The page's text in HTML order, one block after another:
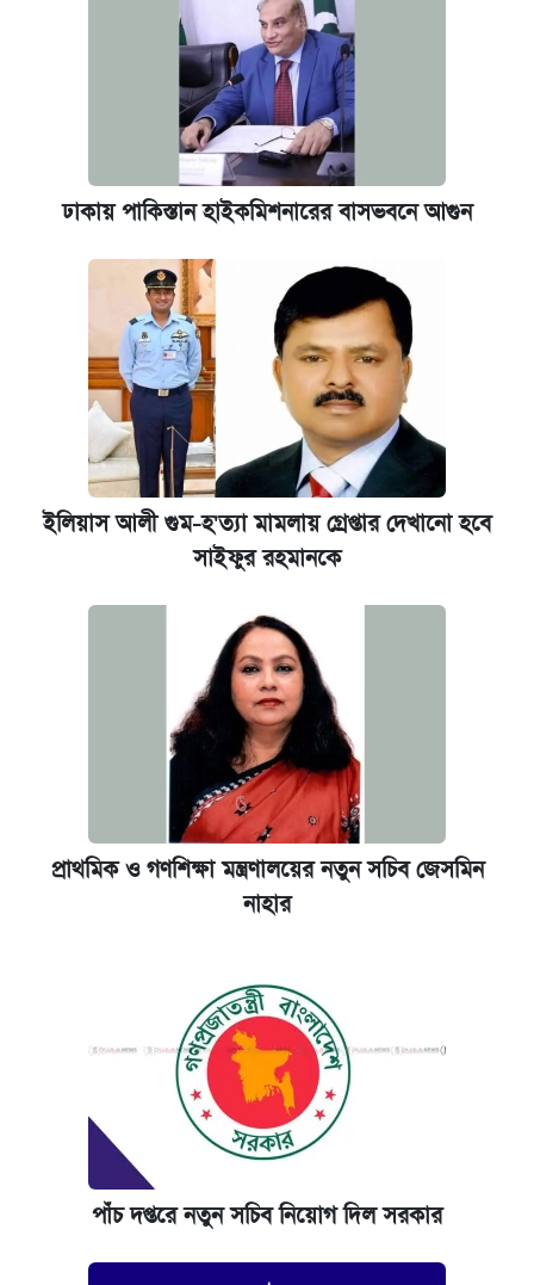
ঢাকায় পাকিস্তান হাইকমিশনারের বাসভবনে আগুন
ইলিয়াস আলী গুম-হ'ত্যা মামলায় গ্রেপ্তার দেখানো হবে
সাইফুর রহমানকে
প্রাথমিক ও গণশিক্ষা মন্ত্রণালয়ের নতুন সচিব জেসমিন
নাহার
পাঁচ দপ্তরে নতুন সচিব নিয়োগ দিল সরকার